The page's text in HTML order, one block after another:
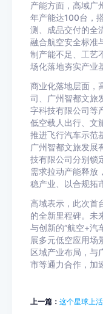
产能方面，高域广
年产能达100台，
测、成品交付的全
融合航空安全标准
制产能不足、工艺
场化落地夯实产业
商业化落地层面，
司、广州智都文旅
字科技有限公司等
低空载人出行、文
推进飞行汽车示范
广州智都文旅发展
技有限公司分别锁
需求拉动产能释放
稳产业、以合规拓
高域表示，此次首
的全新里程碑。未
与创新的“航空+汽
展多元低空应用场
区域产业布局，与
市等通力合作，加
上一篇： 这个星球上